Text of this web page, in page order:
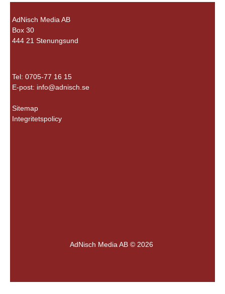
AdNisch Media AB
Box 30
444 21 Stenungsund
Tel: 0705-77 16 15
E-post: info@adnisch.se
Sitemap
Integritetspolicy
AdNisch Media AB © 2026